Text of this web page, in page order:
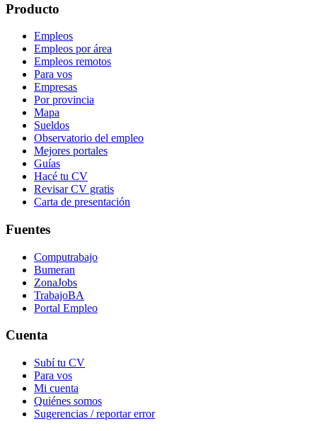
Producto
Empleos
Empleos por área
Empleos remotos
Para vos
Empresas
Por provincia
Mapa
Sueldos
Observatorio del empleo
Mejores portales
Guías
Hacé tu CV
Revisar CV gratis
Carta de presentación
Fuentes
Computrabajo
Bumeran
ZonaJobs
TrabajoBA
Portal Empleo
Cuenta
Subí tu CV
Para vos
Mi cuenta
Quiénes somos
Sugerencias / reportar error